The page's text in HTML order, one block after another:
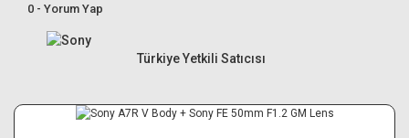
0 - Yorum Yap
Türkiye Yetkili Satıcısı